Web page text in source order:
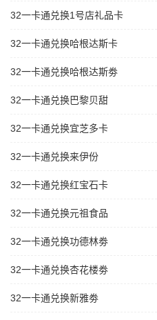
32一卡通兑换1号店礼品卡
32一卡通兑换哈根达斯卡
32一卡通兑换哈根达斯劵
32一卡通兑换巴黎贝甜
32一卡通兑换宜芝多卡
32一卡通兑换来伊份
32一卡通兑换红宝石卡
32一卡通兑换元祖食品
32一卡通兑换功德林劵
32一卡通兑换杏花楼劵
32一卡通兑换新雅劵